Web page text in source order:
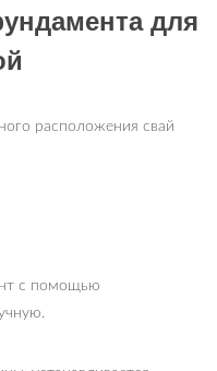
для
расположения свай
с помощью